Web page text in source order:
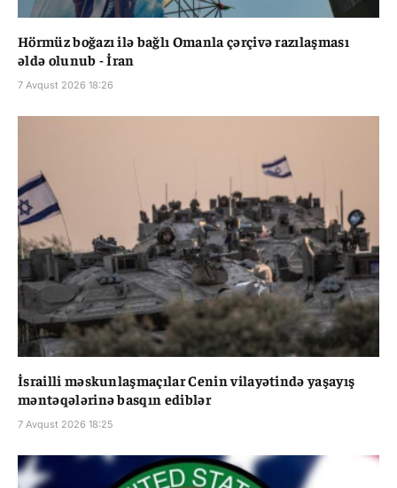
Hörmüz boğazı ilə bağlı Omanla çərçivə razılaşması
əldə olunub - İran
7 Avqust 2026 18:26
İsrailli məskunlaşmaçılar Cenin vilayətində yaşayış
məntəqələrinə basqın ediblər
7 Avqust 2026 18:25